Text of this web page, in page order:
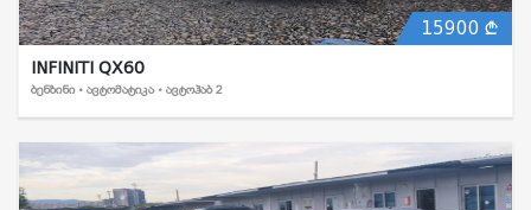
15900
INFINITI QX60
ᲑᲔᲜᲖᲘᲜᲘ • ᲐᲕᲢᲝᲛᲐᲢᲘᲙᲐ • ᲐᲕᲢᲝᲰᲐᲑ 2